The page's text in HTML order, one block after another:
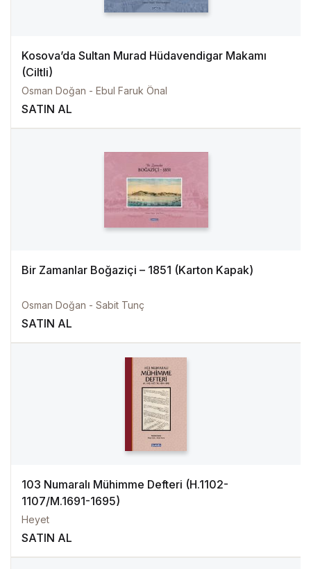
Kosova’da Sultan Murad Hüdavendigar Makamı
(Ciltli)
Osman Doğan - Ebul Faruk Önal
SATIN AL
Bir Zamanlar Boğaziçi – 1851 (Karton Kapak)
Osman Doğan - Sabit Tunç
SATIN AL
103 Numaralı Mühimme Defteri (H.1102-
1107/M.1691-1695)
Heyet
SATIN AL